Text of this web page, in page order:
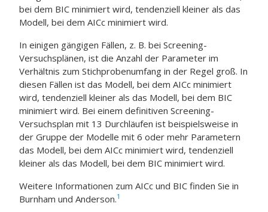
bei dem BIC minimiert wird, tendenziell kleiner als das
Modell, bei dem AICc minimiert wird.
In einigen gängigen Fällen, z. B. bei Screening-
Versuchsplänen, ist die Anzahl der Parameter im
Verhältnis zum Stichprobenumfang in der Regel groß. In
diesen Fällen ist das Modell, bei dem AICc minimiert
wird, tendenziell kleiner als das Modell, bei dem BIC
minimiert wird. Bei einem definitiven Screening-
Versuchsplan mit 13 Durchläufen ist beispielsweise in
der Gruppe der Modelle mit 6 oder mehr Parametern
das Modell, bei dem AICc minimiert wird, tendenziell
kleiner als das Modell, bei dem BIC minimiert wird.
Weitere Informationen zum AICc und BIC finden Sie in
Burnham und Anderson.1